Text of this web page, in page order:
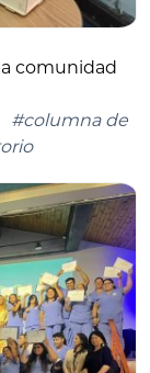
comunidad
#columna de